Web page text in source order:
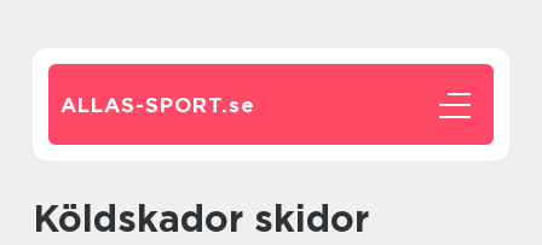
ALLAS-SPORT.se
köldskador skidor